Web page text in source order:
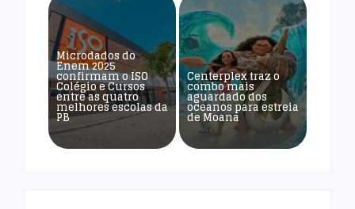
Microdados do
Enem 2025
confirmam o ISO
Colégio e Cursos
entre as quatro
melhores escolas da
PB
Centerplex traz o
combo mais
aguardado dos
oceanos para estreia
de Moana